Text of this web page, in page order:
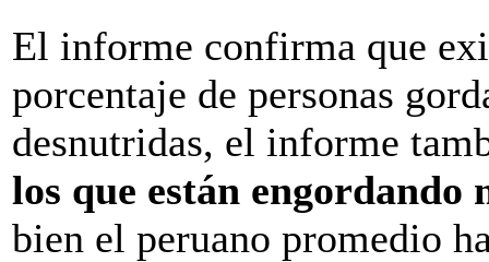
El informe confirma que
porcentaje de personas
desnutridas, el informe
los que están engordando
bien el peruano promedio